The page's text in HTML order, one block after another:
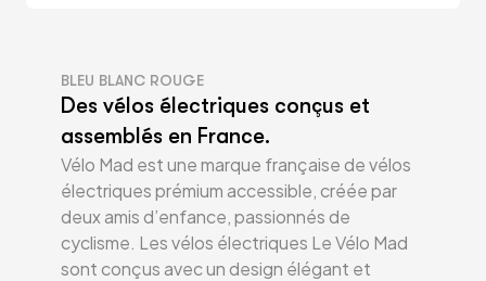
BLEU BLANC ROUGE
Des vélos électriques conçus et
assemblés en France.
Vélo Mad est une marque française de vélos
électriques prémium accessible, créée par
deux amis d’enfance, passionnés de
cyclisme. Les vélos électriques Le Vélo Mad
sont conçus avec un design élégant et